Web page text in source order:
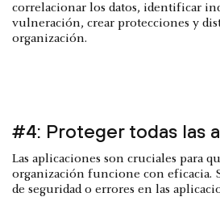
correlacionar los datos, identificar
vulneración, crear protecciones y
organización.
#4: Proteger todas las
Las aplicaciones son cruciales para
organización funcione con eficacia.
de seguridad o errores en las